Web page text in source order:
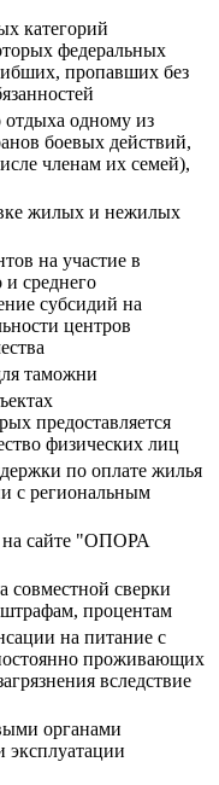
категорий
федеральных
пропавших без
отдыха одному из
боевых действий,
членам их семей),
жилых и нежилых
на участие в
и среднего
субсидий на
центров
таможни
предоставляется
физических лиц
по оплате жилья
с региональным
на сайте "ОПОРА
совместной сверки
процентам
на питание с
проживающих
вследствие
органами
эксплуатации